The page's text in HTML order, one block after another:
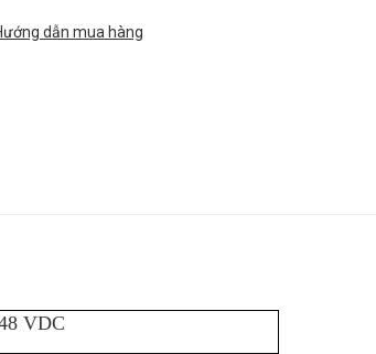
dẫn mua hàng
VDC